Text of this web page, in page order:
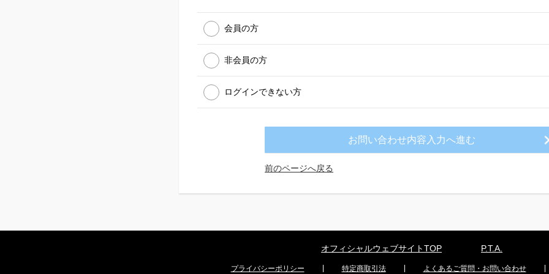
会員の方
非会員の方
ログインできない方
前のページへ戻る
オフィシャルウェブサイトTOP P.T.A.
プライバシーポリシー 特定商取引法 よくあるご質問・お問い合わせ